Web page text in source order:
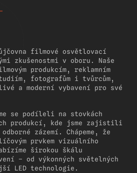
filmové osvětlovací
zkušenostmi v oboru. Naše
produkcím, reklamním
fotografům i tvůrcům,
a moderní vybavení pro své
se podíleli na stovkách
produkcí, kde jsme zajistili
zázemí. Chápeme, že
prvkem vizuálního
širokou škálu
– od výkonných světelných
LED technologie.